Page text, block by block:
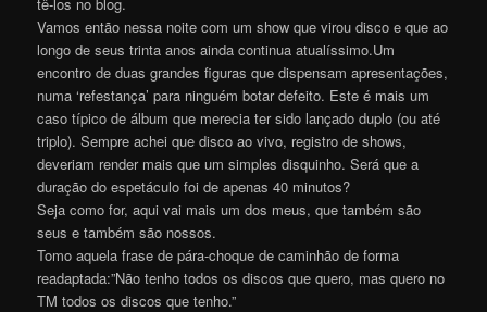
Vamos então nessa noite com um show que virou disco e que ao
longo de seus trinta anos ainda continua atualíssimo.Um
encontro de duas grandes figuras que dispensam apresentações,
numa ‘refestança’ para ninguém botar defeito. Este é mais um
caso típico de álbum que merecia ter sido lançado duplo (ou até
triplo). Sempre achei que disco ao vivo, registro de shows,
deveriam render mais que um simples disquinho. Será que a
duração do espetáculo foi de apenas 40 minutos?
Seja como for, aqui vai mais um dos meus, que também são
seus e também são nossos.
Tomo aquela frase de pára-choque de caminhão de forma
readaptada:”Não tenho todos os discos que quero, mas quero no
TM todos os discos que tenho.”